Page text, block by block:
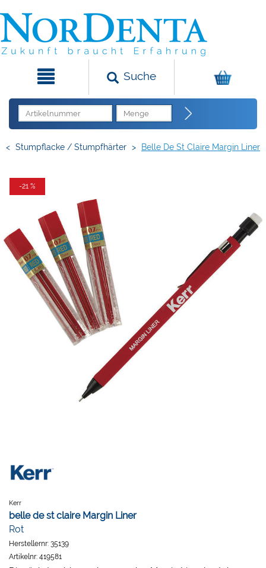
Suche
< Stumpflacke / Stumpfhärter > Belle De St Claire Margin Liner
-21 %
Kerr
belle de st claire Margin Liner
Rot
Herstellernr: 35139
Artikelnr: 419581